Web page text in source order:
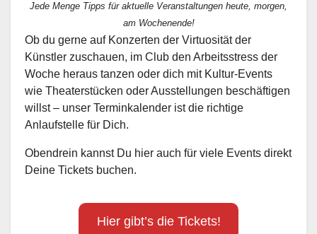
Jede Menge Tipps für aktuelle Veranstaltungen heute, morgen,
am Wochenende!
Ob du gerne auf Konzerten der Virtuosität der
Künstler zuschauen, im Club den Arbeitsstress der
Woche heraus tanzen oder dich mit Kultur-Events
wie Theaterstücken oder Ausstellungen beschäftigen
willst – unser Terminkalender ist die richtige
Anlaufstelle für Dich.
Obendrein kannst Du hier auch für viele Events direkt
Deine Tickets buchen.
Hier gibt’s die Tickets!